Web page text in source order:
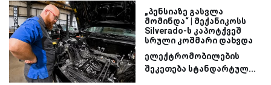
„პენსიაზე გასვლა
მომინდა“ | მექანიკოსს
Silverado-ს კაპოტქვეშ
სრული კოშმარი დახვდა
ელექტრომობილების
შეკეთება სტანდარტულ...